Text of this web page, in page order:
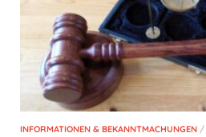
INFORMATIONEN & BEKANNTMACHUNGEN /